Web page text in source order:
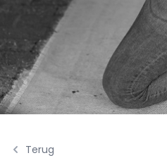
Terug